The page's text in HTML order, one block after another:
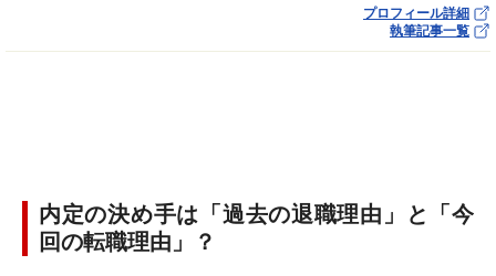
プロフィール詳細
執筆記事一覧
内定の決め手は「過去の退職理由」と「今
回の転職理由」？